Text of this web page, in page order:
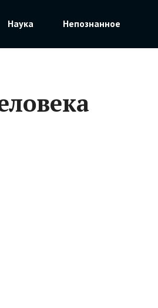
Наука Непознанное